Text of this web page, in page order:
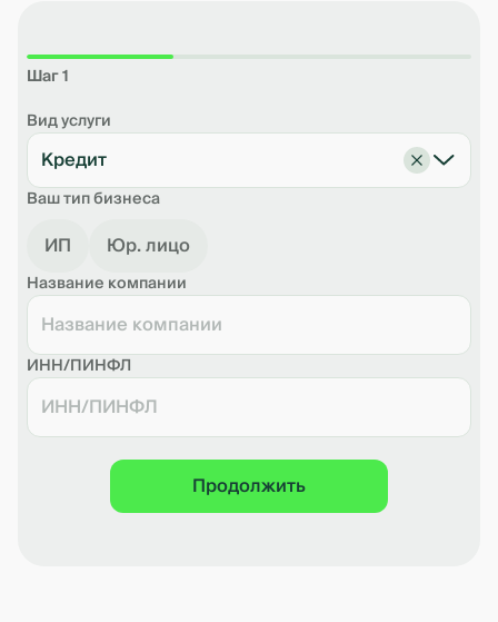
Шаг 1
Вид услуги
Кредит
Ваш тип бизнеса
ИП Юр. лицо
Название компании
ИНН/ПИНФЛ
Продолжить